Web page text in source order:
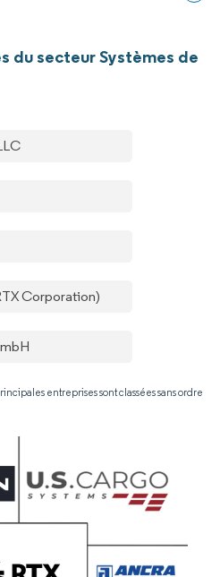
du secteur Systèmes de
Corporation)
entreprises sont classées sans ordre